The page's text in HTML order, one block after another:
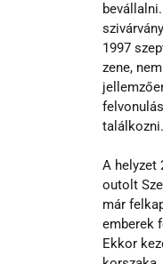
1997
zene,
találkozni.
A helyzet
outolt
már
emberek
Ekkor